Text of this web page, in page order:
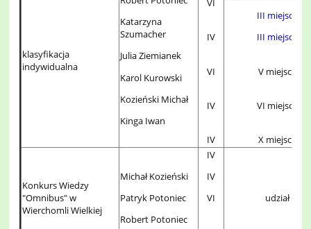
klasyfikacja
indywidualna
Katarzyna
Szumacher
Julia Ziemianek
Karol Kurowski
Kozieński Michał
Kinga Iwan
VI
IV
VI
IV
IV
III miejsce
III miejsce
V miejsce
VI miejsce
X miejsce
Konkurs Wiedzy
"Omnibus" w
Wierchomli Wielkiej
Michał Kozieński
Patryk Potoniec
Robert Potoniec
IV
IV
VI
udział